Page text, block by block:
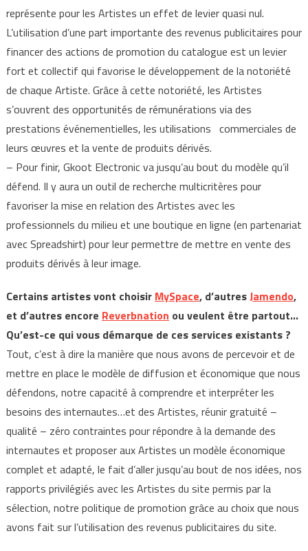
représente pour les Artistes un effet de levier quasi nul.
L’utilisation d’une part importante des revenus publicitaires pour
financer des actions de promotion du catalogue est un levier
fort et collectif qui favorise le développement de la notoriété
de chaque Artiste. Grâce à cette notoriété, les Artistes
s’ouvrent des opportunités de rémunérations via des
prestations événementielles, les utilisations commerciales de
leurs œuvres et la vente de produits dérivés.
– Pour finir, Gkoot Electronic va jusqu’au bout du modèle qu’il
défend. Il y aura un outil de recherche multicritères pour
favoriser la mise en relation des Artistes avec les
professionnels du milieu et une boutique en ligne (en partenariat
avec Spreadshirt) pour leur permettre de mettre en vente des
produits dérivés à leur image.
Certains artistes vont choisir MySpace, d’autresJamendo,
et d’autres encore Reverbnation ou veulent être partout…
Qu’est-ce qui vous démarque de ces services existants ?
Tout, c’est à dire la manière que nous avons de percevoir et de
mettre en place le modèle de diffusion et économique que nous
défendons, notre capacité à comprendre et interpréter les
besoins des internautes…et des Artistes, réunir gratuité –
qualité – zéro contraintes pour répondre à la demande des
internautes et proposer aux Artistes un modèle économique
complet et adapté, le fait d’aller jusqu’au bout de nos idées, nos
rapports privilégiés avec les Artistes du site permis par la
sélection, notre politique de promotion grâce au choix que nous
avons fait sur l’utilisation des revenus publicitaires du site.